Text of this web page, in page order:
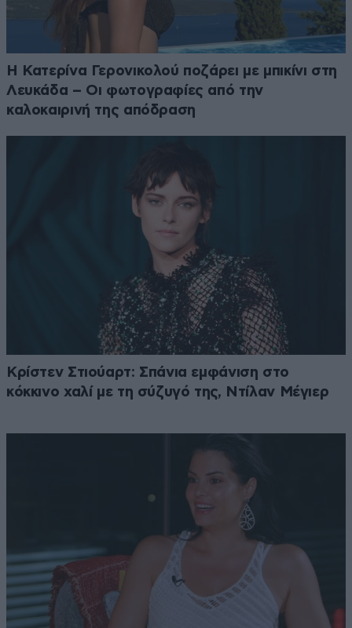
Η Κατερίνα Γερονικολού ποζάρει με μπικίνι στη
Λευκάδα – Οι φωτογραφίες από την
καλοκαιρινή της απόδραση
Κρίστεν Στιούαρτ: Σπάνια εμφάνιση στο
κόκκινο χαλί με τη σύζυγό της, Ντίλαν Μέγιερ